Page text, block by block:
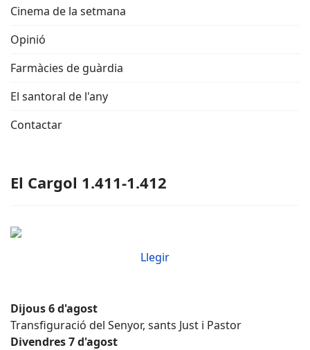
Cinema de la setmana
Opinió
Farmàcies de guàrdia
El santoral de l'any
Contactar
El Cargol 1.411-1.412
Llegir
Dijous 6 d'agost
Transfiguració del Senyor, sants Just i Pastor
Divendres 7 d'agost